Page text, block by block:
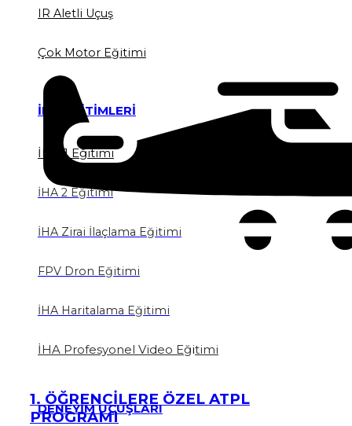
IR Aletli Uçuş
Çok Motor Eğitimi
İHA EĞİTİMLERİ
İHA 1 Eğitimi
İHA 2 Eğitimi
İHA Zirai İlaçlama Eğitimi
FPV Dron Eğitimi
İHA Haritalama Eğitimi
İHA Profesyonel Video Eğitimi
DENEYİM UÇUŞLARI
1. ÖĞRENCİLERE ÖZEL ATPL
PROGRAMI